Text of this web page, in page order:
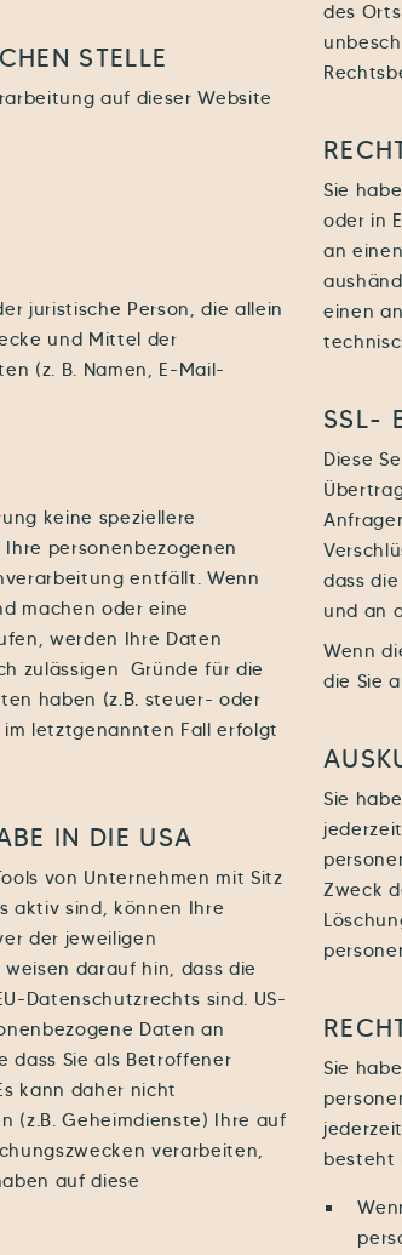
STELLE
auf dieser Website
juristische Person, die allein
und Mittel der
(z. B. Namen, E-Mail-
keine speziellere
personenbezogenen
entfällt. Wenn
machen oder eine
werden Ihre Daten
zulässigen Gründe für die
haben (z.B. steuer- oder
letztgenannten Fall erfolgt
IN DIE USA
von Unternehmen mit Sitz
aktiv sind, können Ihre
der jeweiligen
darauf hin, dass die
Datenschutzrechts sind. US-
Daten an
dass Sie als Betroffener
kann daher nicht
(z.B. Geheimdienste) Ihre auf
verarbeiten,
auf diese
des
Sie
oder in
an
einen
SSL-
Diese
dass
und an
Wenn
die Sie
Sie
Zweck
Sie
besteht